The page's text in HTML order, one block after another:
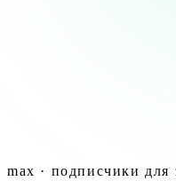
max · подписчики для